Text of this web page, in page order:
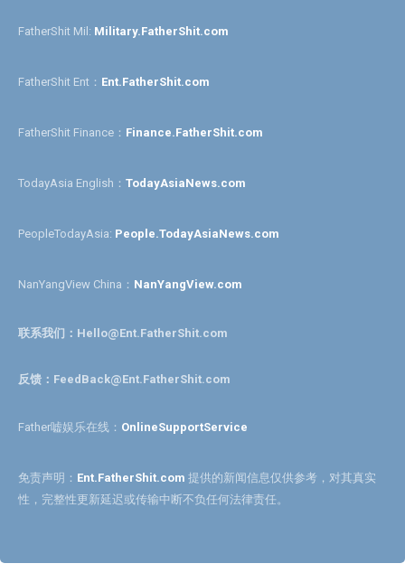
FatherShit Mil: Military.FatherShit.com
FatherShit Ent： Ent.FatherShit.com
FatherShit Finance： Finance.FatherShit.com
TodayAsia English： TodayAsiaNews.com
PeopleTodayAsia: People.TodayAsiaNews.com
NanYangView China： NanYangView.com
联系我们：Hello@Ent.FatherShit.com
反馈：FeedBack@Ent.FatherShit.com
Father嘘娱乐在线： OnlineSupportService
免责声明： Ent.FatherShit.com 提供的新闻信息仅供参考，对其真实
性，完整性更新延迟或传输中断不负任何法律责任。